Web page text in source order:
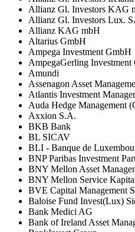
Allianz Gl. Investors KAG
Allianz Gl. Investors Lux.
Allianz KAG mbH
Altarius GmbH
Ampega Investment GmbH
AmpegaGerling Investment
Amundi
Assenagon Asset
Atlantis Investment
Auda Hedge Management
Axxion S.A.
BKB Bank
BL SICAV
BLI - Banque de
BNP Paribas Investment
BNY Mellon Asset
BNY Mellon Service
BVE Capital Management
Baloise Fund Invest(Lux)
Bank Medici AG
Bank of Ireland Asset